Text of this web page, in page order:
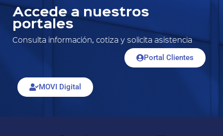
Accede a nuestros
portales
Consulta información, cotiza y solicita asistencia
Portal Clientes
MOVI Digital